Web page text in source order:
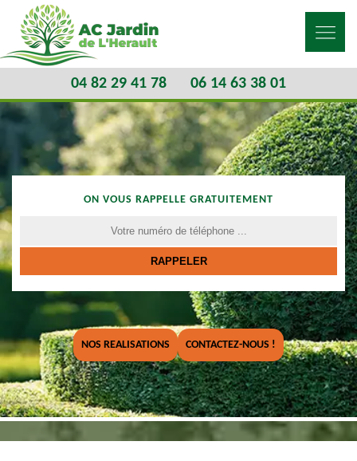
04 82 29 41 78 06 14 63 38 01
ON VOUS RAPPELLE GRATUITEMENT
NOS REALISATIONS CONTACTEZ-NOUS !